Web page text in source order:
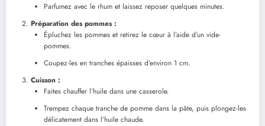
Parfumez avec le rhum et laissez reposer quelques minutes.
Préparation des pommes :
Épluchez les pommes et retirez le cœur à l’aide d’un vide-
pommes.
Coupez-les en tranches épaisses d’environ 1 cm.
Cuisson :
Faites chauffer l’huile dans une casserole.
Trempez chaque tranche de pomme dans la pâte, puis plongez-les
délicatement dans l’huile chaude.